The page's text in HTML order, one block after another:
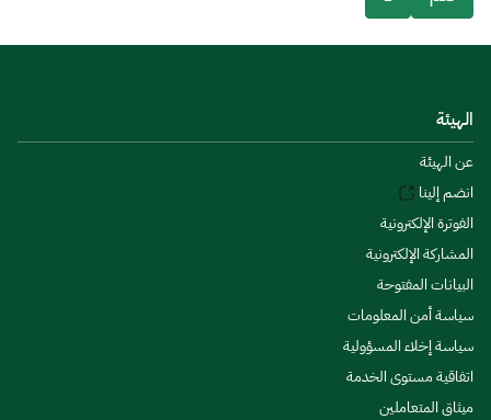
الهيئة
عن الهيئة
انضم إلينا
الفوترة الإلكترونية
المشاركة الإلكترونية
البيانات المفتوحة
سياسة أمن المعلومات
سياسة إخلاء المسؤولية
اتفاقية مستوى الخدمة
ميثاق المتعاملين